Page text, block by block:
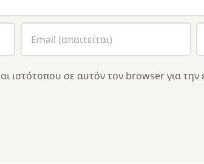
ιστότοπου σε αυτόν τον browser για